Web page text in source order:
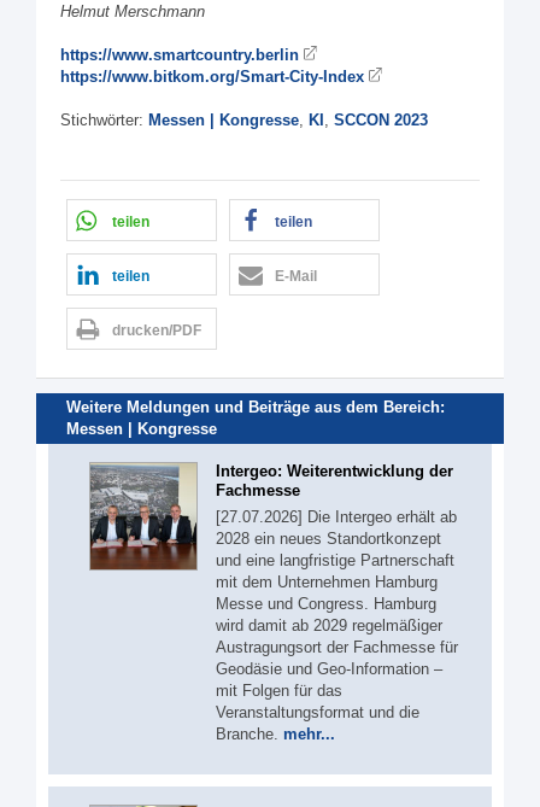
Helmut Merschmann
https://www.smartcountry.berlin
https://www.bitkom.org/Smart-City-Index
Stichwörter: Messen | Kongresse KI SCCON 2023
teilen teilen
teilen E-Mail
drucken/PDF
Weitere Meldungen und Beiträge aus dem Bereich:
Messen | Kongresse
Intergeo: Weiterentwicklung der
Fachmesse
[27.07.2026] Die Intergeo erhält ab
2028 ein neues Standortkonzept
und eine langfristige Partnerschaft
mit dem Unternehmen Hamburg
Messe und Congress. Hamburg
wird damit ab 2029 regelmäßiger
Austragungsort der Fachmesse für
Geodäsie und Geo-Information –
mit Folgen für das
Veranstaltungsformat und die
Branche. mehr...